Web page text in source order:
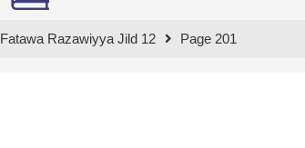
Fatawa Razawiyya Jild 12 Page 201